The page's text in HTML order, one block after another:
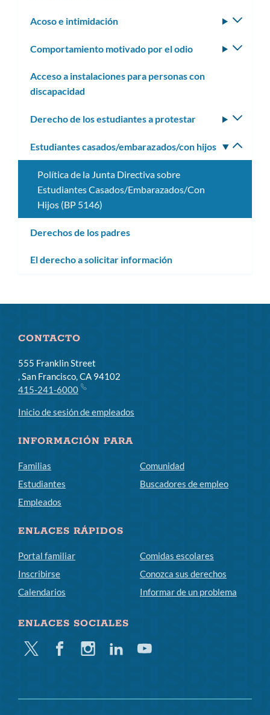
Acoso e intimidación
Comportamiento motivado por el odio
Acceso a instalaciones para personas con
discapacidad
Derecho de los estudiantes a protestar
Estudiantes casados/embarazados/con hijos
Política de la Junta Directiva sobre
Estudiantes Casados/Embarazados/Con
Hijos (BP 5146)
Derechos de los padres
El derecho a solicitar información
CONTACTO
555 Franklin Street
, San Francisco, CA 94102
415-241-6000
Inicio de sesión de empleados
INFORMACIÓN PARA
Familias
Estudiantes
Empleados
Comunidad
Buscadores de empleo
ENLACES RÁPIDOS
Portal familiar
Inscribirse
Calendarios
Comidas escolares
Conozca sus derechos
Informar de un problema
ENLACES SOCIALES
Gorjeo FacebookInstagramLinkedInYouTube